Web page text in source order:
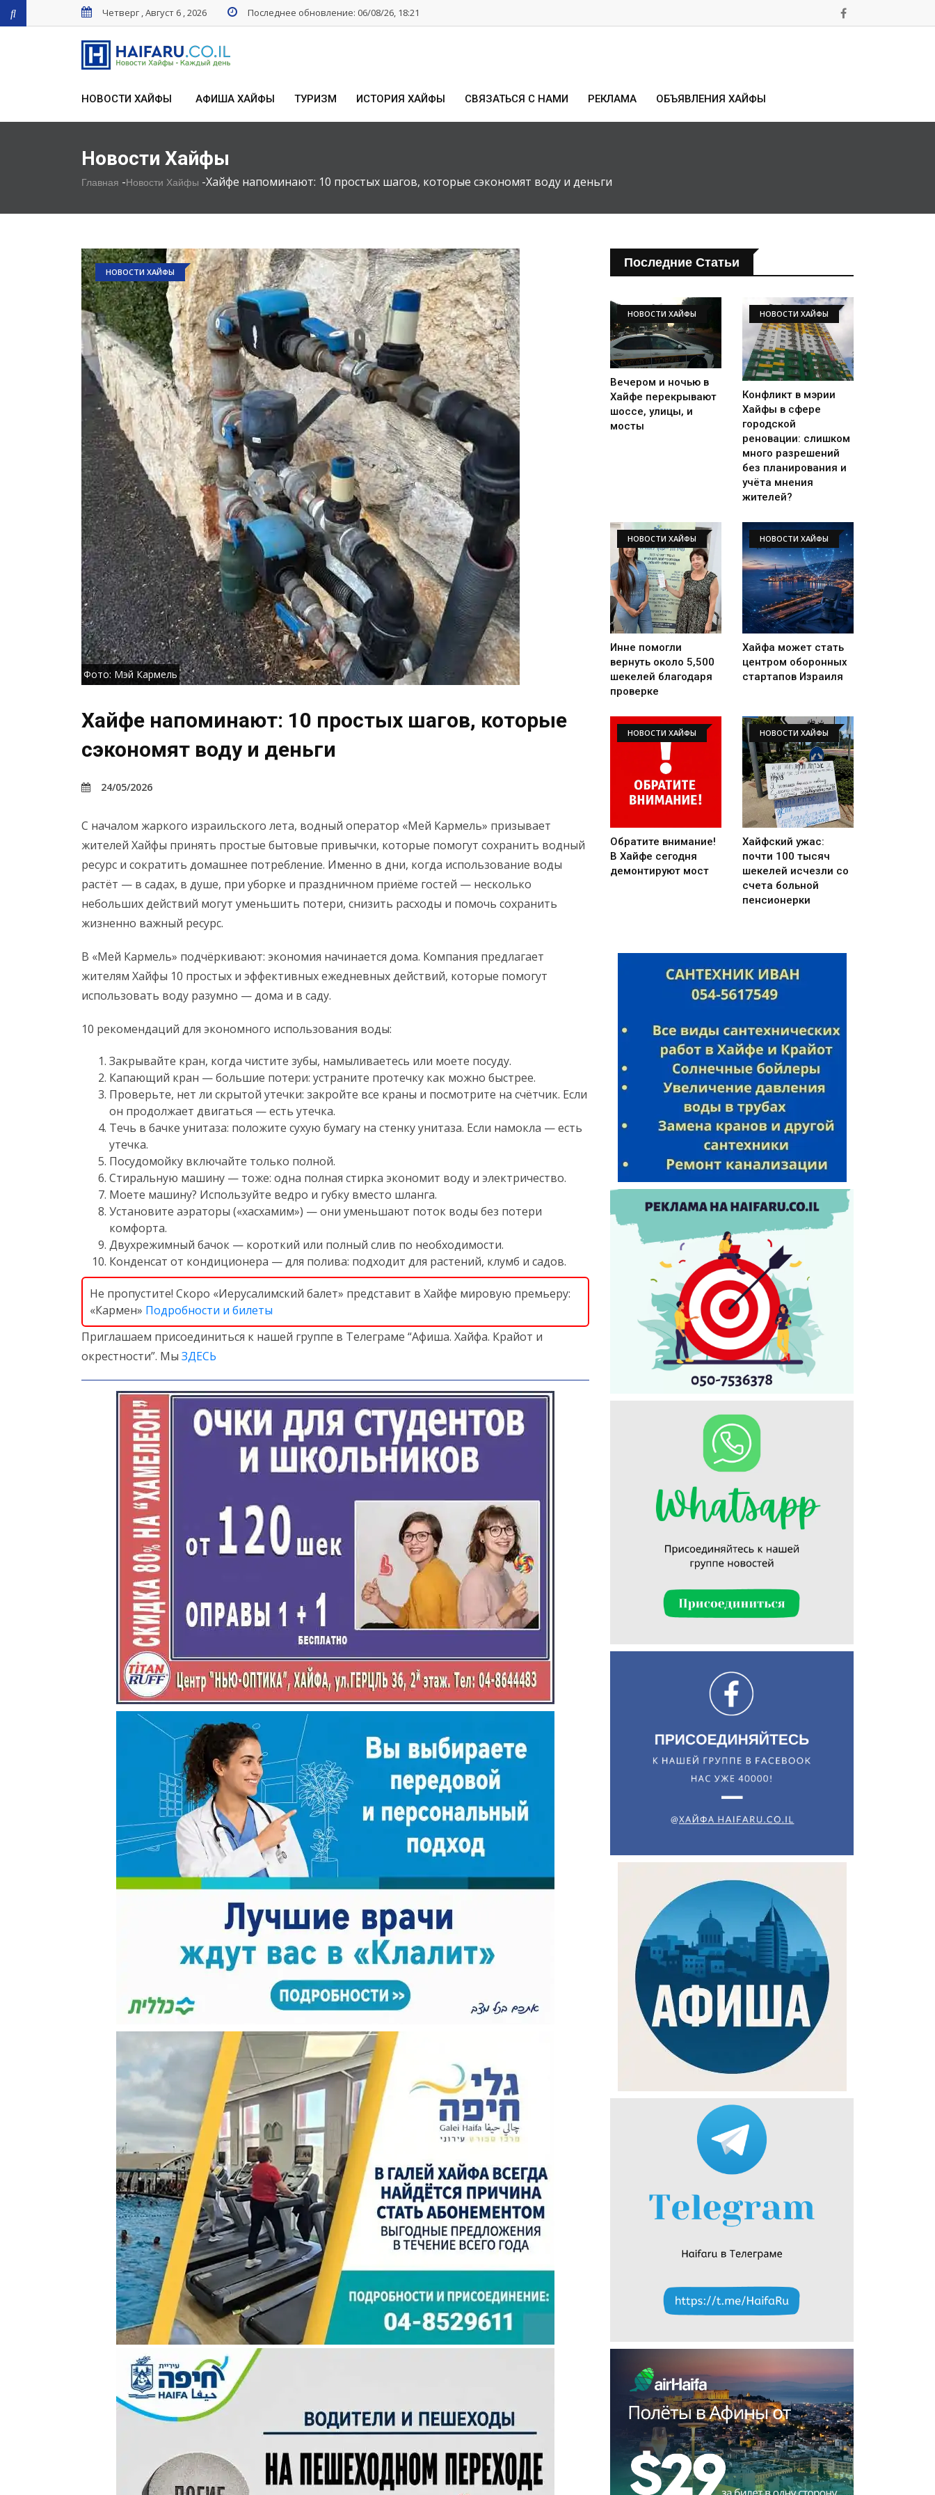
Четверг , Август 6 , 2026 Последнее обновление: 06/08/26, 18:21
НОВОСТИ ХАЙФЫ АФИША ХАЙФЫ ТУРИЗМ ИСТОРИЯ ХАЙФЫ СВЯЗАТЬСЯ С НАМИ РЕКЛАМА ОБЪЯВЛЕНИЯ ХАЙФЫ
Искать
Новости Хайфы
Главная -Новости Хайфы -Хайфе напоминают: 10 простых шагов, которые сэкономят воду и деньги
НОВОСТИ ХАЙФЫ
Фото: Мэй Кармель
Хайфе напоминают: 10 простых шагов, которые
сэкономят воду и деньги
24/05/2026
С началом жаркого израильского лета, водный оператор «Мей Кармель» призывает
жителей Хайфы принять простые бытовые привычки, которые помогут сохранить водный
ресурс и сократить домашнее потребление. Именно в дни, когда использование воды
растёт — в садах, в душе, при уборке и праздничном приёме гостей — несколько
небольших действий могут уменьшить потери, снизить расходы и помочь сохранить
жизненно важный ресурс.
В «Мей Кармель» подчёркивают: экономия начинается дома. Компания предлагает
жителям Хайфы 10 простых и эффективных ежедневных действий, которые помогут
использовать воду разумно — дома и в саду.
10 рекомендаций для экономного использования воды:
Закрывайте кран, когда чистите зубы, намыливаетесь или моете посуду.
Капающий кран — большие потери: устраните протечку как можно быстрее.
Проверьте, нет ли скрытой утечки: закройте все краны и посмотрите на счётчик. Если
он продолжает двигаться — есть утечка.
Течь в бачке унитаза: положите сухую бумагу на стенку унитаза. Если намокла — есть
утечка.
Посудомойку включайте только полной.
Стиральную машину — тоже: одна полная стирка экономит воду и электричество.
Моете машину? Используйте ведро и губку вместо шланга.
Установите аэраторы («хасхамим») — они уменьшают поток воды без потери
комфорта.
Двухрежимный бачок — короткий или полный слив по необходимости.
Конденсат от кондиционера — для полива: подходит для растений, клумб и садов.
Не пропустите! Скоро «Иерусалимский балет» представит в Хайфе мировую премьеру:
«Кармен» Подробности и билеты
Приглашаем присоединиться к нашей группе в Телеграме “Афиша. Хайфа. Крайот и
окрестности”. Мы ЗДЕСЬ
Последние Статьи
НОВОСТИ ХАЙФЫ
Вечером и ночью в
Хайфе перекрывают
шоссе, улицы, и
мосты
НОВОСТИ ХАЙФЫ
Конфликт в мэрии
Хайфы в сфере
городской
реновации: слишком
много разрешений
без планирования и
учёта мнения
жителей?
НОВОСТИ ХАЙФЫ
Инне помогли
вернуть около 5,500
шекелей благодаря
проверке
НОВОСТИ ХАЙФЫ
Хайфа может стать
центром оборонных
стартапов Израиля
НОВОСТИ ХАЙФЫ
Обратите внимание!
В Хайфе сегодня
демонтируют мост
НОВОСТИ ХАЙФЫ
Хайфский ужас:
почти 100 тысяч
шекелей исчезли со
счета больной
пенсионерки